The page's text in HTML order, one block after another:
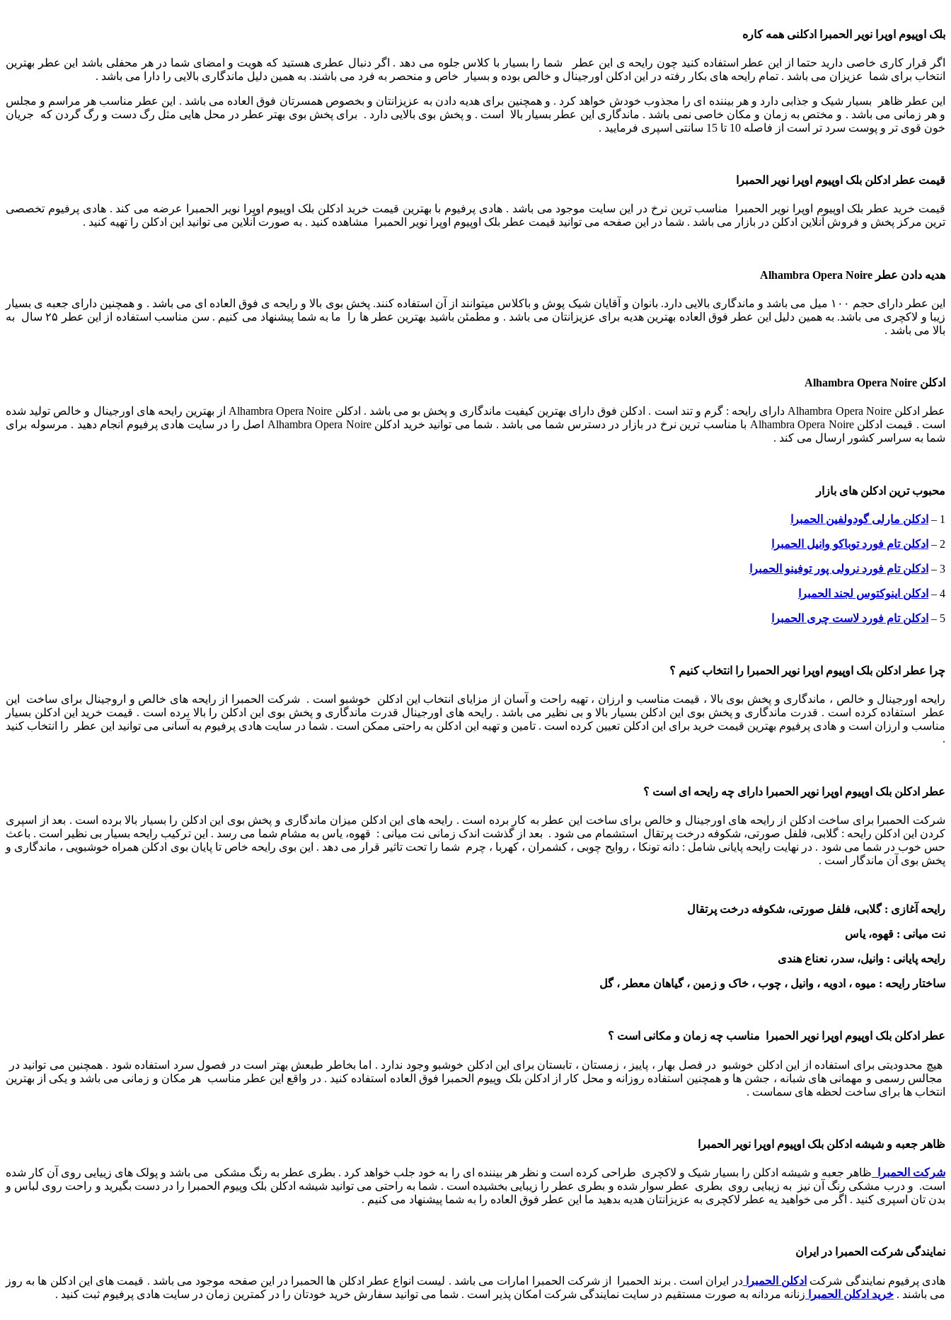
بلک اوپیوم اوپرا نویر الحمبرا ادکلنی همه کاره
اگر قرار کاری خاصی دارید حتما از این عطر استفاده کنید چون رایحه ی این عطر شما را بسیار با کلاس جلوه می دهد . اگر دنبال عطری هستید که هویت و امضای شما در هر محفلی باشد این عطر بهترین
انتخاب برای شما عزیزان می باشد . تمام رایحه های بکار رفته در این ادکلن اورجینال و خالص بوده و بسیار خاص و منحصر به فرد می باشند. به همین دلیل ماندگاری بالایی را دارا می باشد .
این عطر ظاهر بسیار شیک و جذابی دارد و هر بیننده ای را مجذوب خودش خواهد کرد . و همچنین برای هدیه دادن به عزیزانتان و بخصوص همسرتان فوق العاده می باشد .
این عطر مناسب هر مراسم و مجلس
و هر زمانی می باشد . و مختص به زمان و مکان خاصی نمی باشد . ماندگاری این عطر بسیار بالا است . و پخش بوی بالایی دارد . برای پخش بوی بهتر عطر در محل هایی مثل رگ دست و رگ گردن که جریان
خون قوی تر و پوست سرد تر است از فاصله 10 تا 15 سانتی اسپری فرمایید .
قیمت عطر ادکلن بلک اوپیوم اوپرا نویر الحمبرا
قیمت خرید عطر بلک اوپیوم اوپرا نویر الحمبرا مناسب ترین نرخ در این سایت موجود می باشد . هادی پرفیوم با بهترین قیمت خرید ادکلن بلک اوپیوم اوپرا نویر الحمبرا عرضه می کند . هادی پرفیوم تخصصی
ترین مرکز پخش و فروش آنلاین ادکلن در بازار می باشد . شما در این صفحه می توانید قیمت عطر بلک اوپیوم اوپرا نویر الحمبرا مشاهده کنید . به صورت آنلاین می توانید این ادکلن را تهیه کنید .
هدیه دادن عطر Alhambra Opera Noire
این عطر دارای حجم ۱۰۰ میل می باشد و ماندگاری بالایی دارد. بانوان و آقایان شیک پوش و باکلاس میتوانند از آن استفاده کنند. پخش بوی بالا و رایحه ی فوق العاده ای می باشد . و همچنین دارای جعبه ی بسیار
زیبا و لاکچری می باشد. به همین دلیل این عطر فوق العاده بهترین هدیه برای عزیزانتان می باشد . و مطمئن باشید بهترین عطر ها را ما به شما پیشنهاد می کنیم . سن مناسب استفاده از این عطر ۲۵ سال به
بالا می باشد .
ادکلن Alhambra Opera Noire
عطر ادکلن Alhambra Opera Noire دارای رایحه : گرم و تند است . ادکلن فوق دارای بهترین کیفیت ماندگاری و پخش بو می باشد . ادکلن Alhambra Opera Noire از بهترین رایحه های اورجینال و خالص تولید شده
است . قیمت ادکلن Alhambra Opera Noire با مناسب ترین نرخ در بازار در دسترس شما می باشد . شما می توانید خرید ادکلن Alhambra Opera Noire اصل را در سایت هادی پرفیوم انجام دهید . مرسوله برای
شما به سراسر کشور ارسال می کند .
محبوب ترین ادکلن های بازار
1 – ادکلن مارلی گودولفین الحمبرا
2 – ادکلن تام فورد توباکو وانیل الحمبرا
3 – ادکلن تام فورد نرولی پور توفینو الحمبرا
4 – ادکلن اینوکتوس لجند الحمبرا
5 – ادکلن تام فورد لاست چری الحمبرا
چرا عطر ادکلن بلک اوپیوم اوپرا نویر الحمبرا را انتخاب کنیم ؟
رایحه اورجینال و خالص ، ماندگاری و پخش بوی بالا ، قیمت مناسب و ارزان ، تهیه راحت و آسان از مزایای انتخاب این ادکلن خوشبو است . شرکت الحمبرا از رایحه های خالص و اروجینال برای ساخت این
عطر استفاده کرده است . قدرت ماندگاری و پخش بوی این ادکلن بسیار بالا و بی نظیر می باشد . رایحه های اورجینال قدرت ماندگاری و پخش بوی این ادکلن را بالا برده است . قیمت خرید این ادکلن بسیار
مناسب و ارزان است و هادی پرفیوم بهترین قیمت خرید برای این ادکلن تعیین کرده است . تامین و تهیه این ادکلن به راحتی ممکن است . شما در سایت هادی پرفیوم به آسانی می توانید این عطر را انتخاب کنید
.
عطر ادکلن بلک اوپیوم اوپرا نویر الحمبرا دارای چه رایحه ای است ؟
شرکت الحمبرا برای ساخت ادکلن از رایحه های اورجینال و خالص برای ساخت این عطر به کار برده است . رایحه های این ادکلن میزان ماندگاری و پخش بوی این ادکلن را بسیار بالا برده است . بعد از اسپری
کردن این ادکلن رایحه : گلابی، فلفل صورتی، شکوفه درخت پرتقال استشمام می شود . بعد از گذشت اندک زمانی نت میانی : قهوه، یاس به مشام شما می رسد . این ترکیب رایحه بسیار بی نظیر است . باعث
حس خوب در شما می شود . در نهایت رایحه پایانی شامل : دانه تونکا ، روایح چوبی ، کشمران ، کهربا ، چرم شما را تحت تاثیر قرار می دهد . این بوی رایحه خاص تا پایان بوی ادکلن همراه خوشبویی ، ماندگاری و
پخش بوی آن ماندگار است .
رایحه آغازی : گلابی، فلفل صورتی، شکوفه درخت پرتقال
نت میانی : قهوه، یاس
رایحه پایانی : وانیل، سدر، نعناع هندی
ساختار رایحه : میوه ، ادویه ، وانیل ، چوب ، خاک و زمین ، گیاهان معطر ، گل
عطر ادکلن بلک اوپیوم اوپرا نویر الحمبرا مناسب چه زمان و مکانی است ؟
هیچ محدودیتی برای استفاده از این ادکلن خوشبو در فصل بهار ، پاییز ، زمستان ، تابستان برای این ادکلن خوشبو وجود ندارد . اما بخاطر طبعش بهتر است در فصول سرد استفاده شود .همچنین می توانید در
مجالس رسمی و مهمانی های شبانه ، جشن ها و همچنین استفاده روزانه و محل کار از ادکلن بلک وپیوم الحمبرا فوق العاده استفاده کنید . در واقع این عطر مناسب هر مکان و زمانی می باشد و یکی از بهترین
انتخاب ها برای ساخت لحظه های سماست .
ظاهر جعبه و شیشه ادکلن بلک اوپیوم اوپرا نویر الحمبرا
شرکت الحمبرا
ظاهر جعبه و شیشه ادکلن را بسیار شیک و لاکچری طراحی کرده است و نظر هر بیننده ای را به خود جلب خواهد کرد . بطری عطر به رنگ مشکی می باشد و پولک های زییایی روی آن کار شده
است. ودرب مشکی رنگ آن نیز به زیبایی روی بطری عطر سوار شده و بطری عطر را زیبایی بخشیده است . شما به راحتی می توانید شیشه ادکلن بلک وپیوم الحمبرا را در دست بگیرید و راحت روی لباس و
بدن تان اسپری کنید . اگر می خواهید یه عطر لاکچری به عزیزانتان هدیه بدهید ما این عطر فوق العاده را به شما پیشنهاد می کنیم .
نمایندگی شرکت الحمبرا در ایران
هادی پرفیوم نمایندگی شرکت ادکلن الحمبرا
در ایران است . برند الحمبرا از شرکت الحمبرا امارات می باشد . لیست انواع عطر ادکلن ها الحمبرا در این صفحه موجود می باشد . قیمت های این ادکلن ها به روز
می باشند . خرید ادکلن الحمبرا زنانه مردانه به صورت مستقیم در سایت نمایندگی شرکت امکان پذیر است . شما می توانید سفارش خرید خودتان را در کمترین زمان در سایت هادی پرفیوم ثبت کنید .